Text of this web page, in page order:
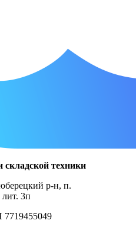
техники
р-н, п.
3п